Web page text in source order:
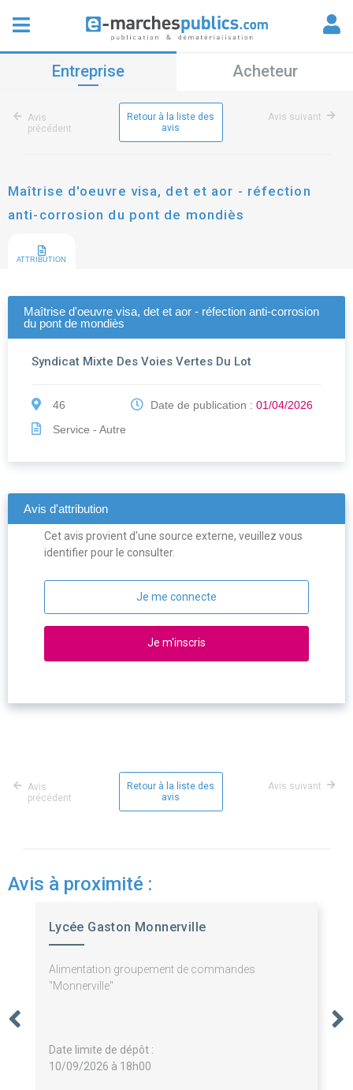
Entreprise Acheteur
Avis
précédent
Retour à la liste des
avis
Avis suivant
Maîtrise d'oeuvre visa, det et aor - réfection
anti-corrosion du pont de mondiès
ATTRIBUTION
Maîtrise d'oeuvre visa, det et aor - réfection anti-corrosion
du pont de mondiès
Syndicat Mixte Des Voies Vertes Du Lot
46
Service - Autre
Date de publication : 01/04/2026
Avis d'attribution
Cet avis provient d'une source externe, veuillez vous
identifier pour le consulter.
Je me connecte
Je m'inscris
Avis
précédent
Retour à la liste des
avis
Avis suivant
Avis à proximité :
Lycée Gaston Monnerville
Alimentation groupement de commandes
"Monnerville"
Date limite de dépôt :
10/09/2026 à 18h00